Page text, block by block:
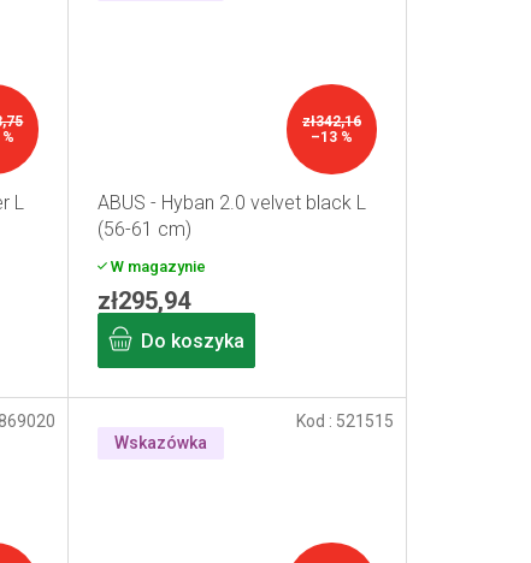
L
zł342,16
–13 %
ABUS - Hyban 2.0 velvet black L
(56-61 cm)
W magazynie
zł295,94
Do koszyka
Wskazówka
Kod : 521515